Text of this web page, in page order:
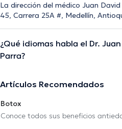
La dirección del médico Juan
45, Carrera 25A #, Medellín,
¿Qué idiomas habla el Dr.
Parra?
Artículos Recomendados
Botox
Conoce todos sus beneficios